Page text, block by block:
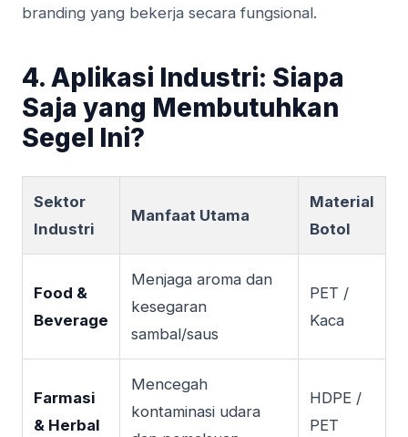
branding yang bekerja secara fungsional.
4. Aplikasi Industri: Siapa
Saja yang Membutuhkan
Segel Ini?
Sektor
Industri
Manfaat Utama
Material
Botol
Food &
Beverage
Menjaga aroma dan
kesegaran
sambal/saus
PET /
Kaca
Farmasi
& Herbal
Mencegah
kontaminasi udara
HDPE /
PET